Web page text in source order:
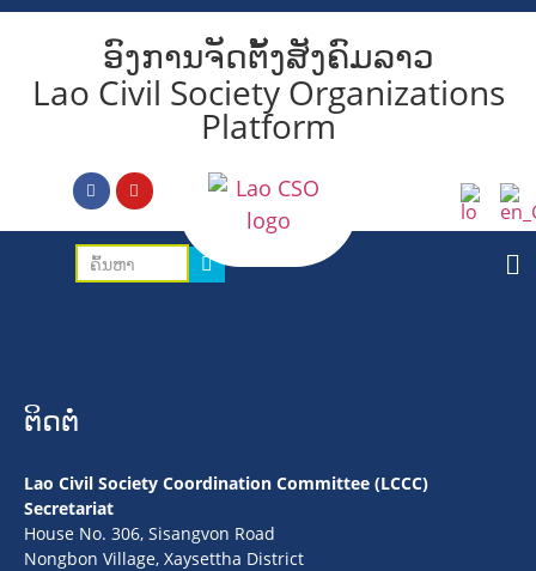
ອົງການຈັດຕັ້ງສັງຄົມລາວ
Lao Civil Society Organizations
Platform
ຕິດຕໍ່
Lao Civil Society Coordination Committee (LCCC)
Secretariat
House No. 306, Sisangvon Road
Nongbon Village, Xaysettha District